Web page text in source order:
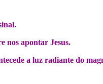
nos apontar Jesus.
a luz radiante do